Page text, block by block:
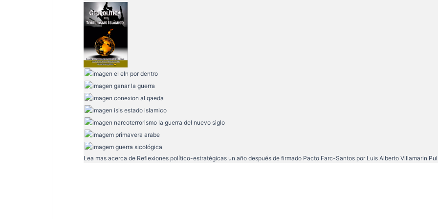
Lea mas acerca de Reflexiones político-estratégicas un año después de firmado Pacto Farc-Santospor Luis Alberto Villamarin